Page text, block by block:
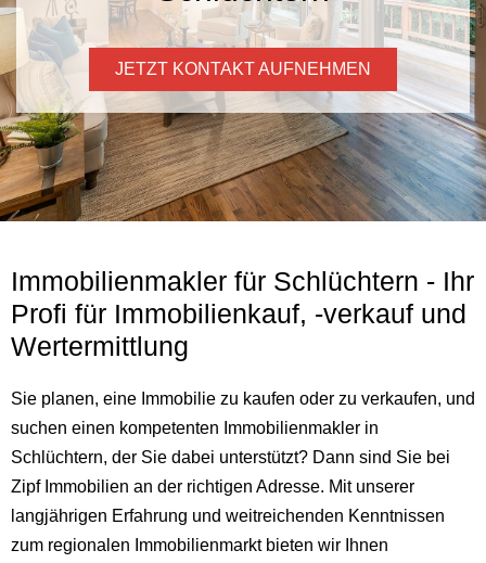
JETZT KONTAKT AUFNEHMEN
Immobilienmakler für Schlüchtern - Ihr
Profi für Immobilienkauf, -verkauf und
Wertermittlung
Sie planen, eine Immobilie zu kaufen oder zu verkaufen, und
suchen einen kompetenten Immobilienmakler in
Schlüchtern, der Sie dabei unterstützt? Dann sind Sie bei
Zipf Immobilien an der richtigen Adresse. Mit unserer
langjährigen Erfahrung und weitreichenden Kenntnissen
zum regionalen Immobilienmarkt bieten wir Ihnen